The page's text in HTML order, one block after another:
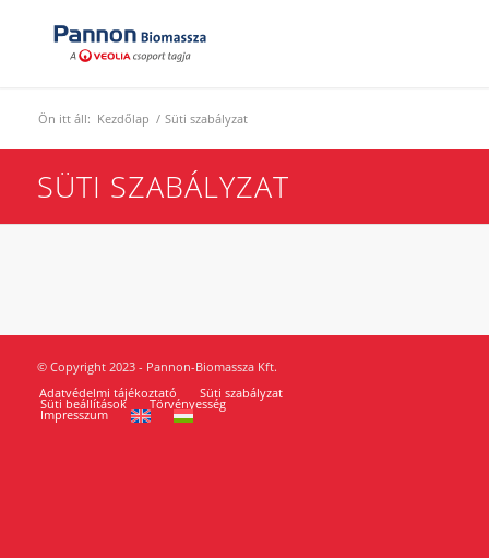
Ön itt áll: Kezdőlap / Süti szabályzat
SÜTI SZABÁLYZAT
© Copyright 2023 - Pannon-Biomassza Kft.
Adatvédelmi tájékoztató
Süti szabályzat
Süti beállítások Törvényesség
Impresszum